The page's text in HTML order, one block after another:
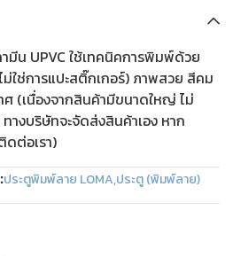
มีน UPVC ใช้เทคนิคการพิมพ์ด้วย
ใช่การแปะสติ๊กเกอร์) ภาพสวย สีคม
ศ (เนื่องจากสินค้ามีขนาดใหญ่ ไม่
างบริษัทจะจัดส่งสินค้าเอง หาก
ต่อเรา)
ประตูพิมพ์ลาย LOMA,ประตู (พิมพ์ลาย)